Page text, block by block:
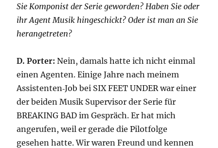
Sie Komponist der Serie geworden? Haben Sie oder
ihr Agent Musik hingeschickt? Oder ist man an Sie
herangetreten?
D. Porter: Nein, damals hatte ich nicht einmal
einen Agenten. Einige Jahre nach meinem
Assistenten‑Job bei SIX FEET UNDER war einer
der beiden Musik Supervisor der Serie für
BREAKING BAD im Gespräch. Er hat mich
angerufen, weil er gerade die Pilotfolge
gesehen hatte. Wir waren Freund und kennen